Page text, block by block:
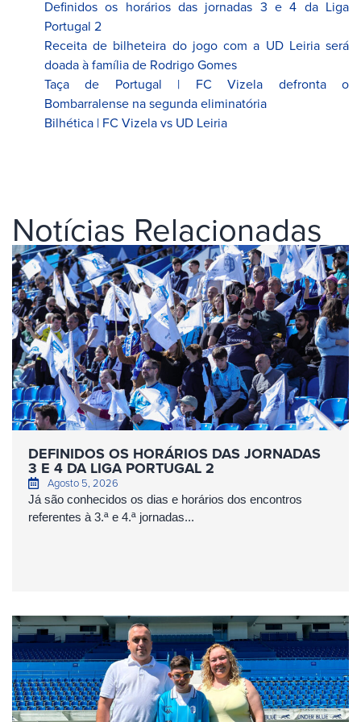
Definidos os horários das jornadas 3 e 4 da Liga
Portugal 2
Receita de bilheteira do jogo com a UD Leiria será
doada à família de Rodrigo Gomes
Taça de Portugal | FC Vizela defronta o
Bombarralense na segunda eliminatória
Bilhética | FC Vizela vs UD Leiria
Notícias Relacionadas
DEFINIDOS OS HORÁRIOS DAS JORNADAS
3 E 4 DA LIGA PORTUGAL 2
Agosto 5, 2026
Já são conhecidos os dias e horários dos encontros
referentes à 3.ª e 4.ª jornadas...